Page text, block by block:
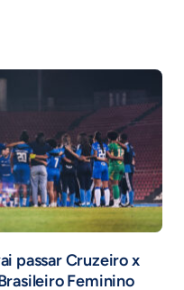
passar Cruzeiro x
Feminino